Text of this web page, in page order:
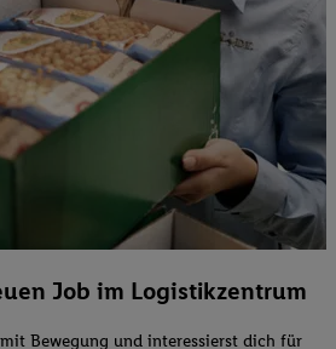
Job im Logistikzentrum
Bewegung und interessierst dich für